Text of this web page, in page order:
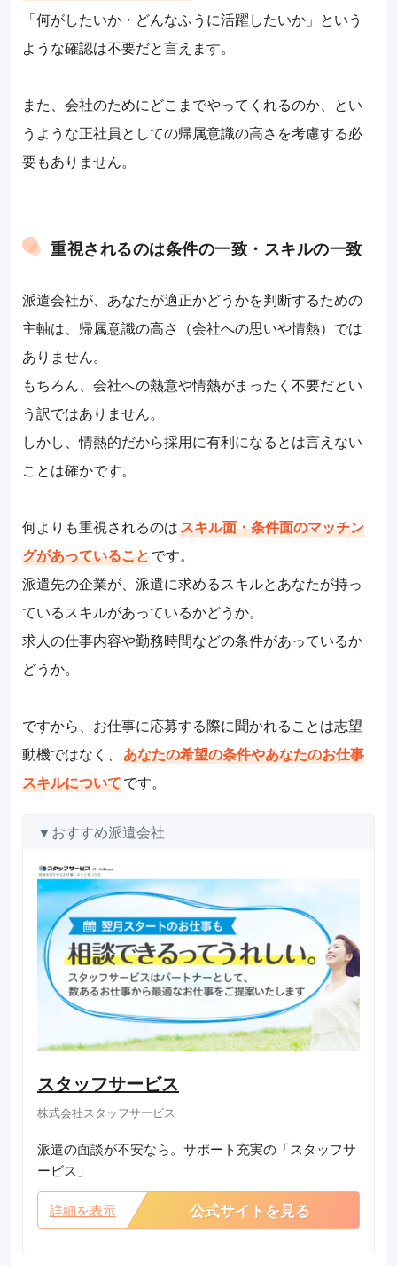
「何がしたいか・どんなふうに活躍したいか」という
ような確認は不要だと言えます。
また、会社のためにどこまでやってくれるのか、とい
うような正社員としての帰属意識の高さを考慮する必
要もありません。
重視されるのは条件の一致・スキルの一致
派遣会社が、あなたが適正かどうかを判断するための
主軸は、帰属意識の高さ（会社への思いや情熱）では
ありません。
もちろん、会社への熱意や情熱がまったく不要だとい
う訳ではありません。
しかし、情熱的だから採用に有利になるとは言えない
ことは確かです。
何よりも重視されるのはスキル面・条件面のマッチン
グがあっていることです。
派遣先の企業が、派遣に求めるスキルとあなたが持っ
ているスキルがあっているかどうか。
求人の仕事内容や勤務時間などの条件があっているか
どうか。
ですから、お仕事に応募する際に聞かれることは志望
動機ではなく、 あなたの希望の条件やあなたのお仕事
スキルについてです。
▼おすすめ派遣会社
スタッフサービス
株式会社スタッフサービス
派遣の面談が不安なら。サポート充実の「スタッフサ
ービス」
詳細を表示 公式サイトを見る